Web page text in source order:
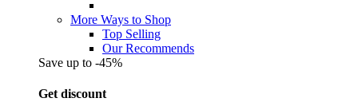
More Ways to Shop
Top Selling
Our Recommends
Save up to -45%
Get discount